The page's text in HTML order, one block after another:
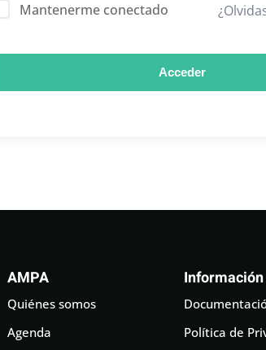
Mantenerme conectado
Acceder
AMPA
Quiénes somos
Agenda
Información
Política de